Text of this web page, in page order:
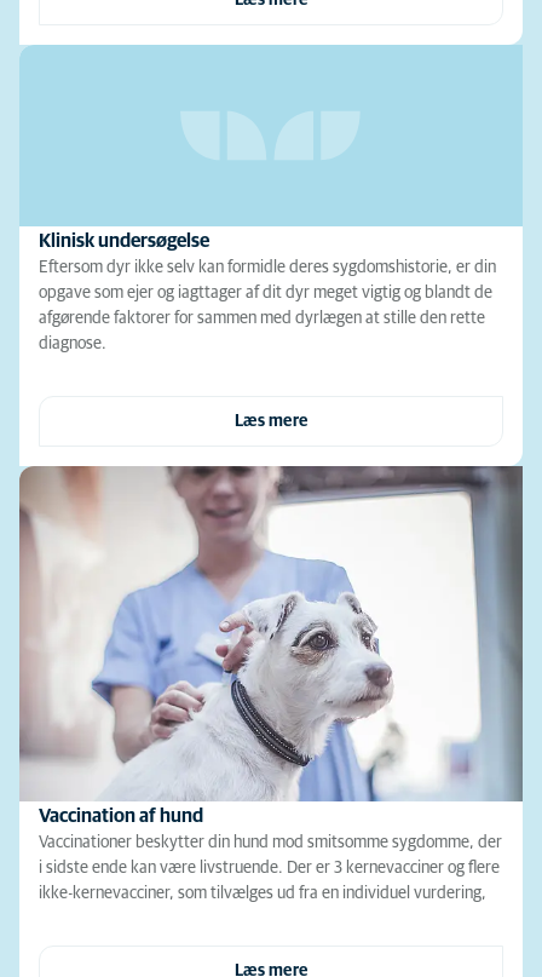
Klinisk undersøgelse
Eftersom dyr ikke selv kan formidle deres sygdomshistorie, er din
opgave som ejer og iagttager af dit dyr meget vigtig og blandt de
afgørende faktorer for sammen med dyrlægen at stille den rette
diagnose.
Læs mere
Vaccination af hund
Vaccinationer beskytter din hund mod smitsomme sygdomme, der
i sidste ende kan være livstruende. Der er 3 kernevacciner og flere
ikke-kernevacciner, som tilvælges ud fra en individuel vurdering,
Læs mere